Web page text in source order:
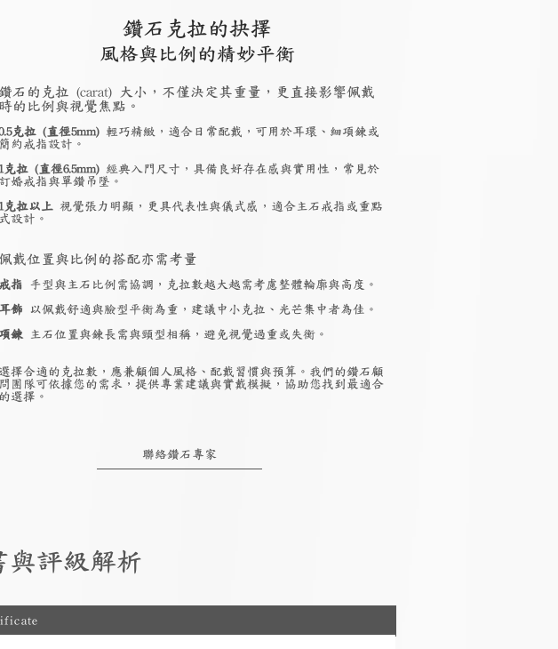
鑽石克拉的抉擇
風格與比例的精妙平衡
石的克拉 (carat) 大小，不僅決定其重量，更直接影響佩戴
時的比例與視覺焦點。
克拉 (直徑5mm) 輕巧精緻，適合日常配戴，可用於耳環、細項鍊或
簡約戒指設計。
1克拉 (直徑6.5mm) 經典入門尺寸，具備良好存在感與實用性，常見於
訂婚戒指與單鑽吊墜。
1克拉以上 視覺張力明顯，更具代表性與儀式感，適合主石戒指或重點
式設計。
戴位置與比例的搭配亦需考量
戒指 手型與主石比例需協調，克拉數越大越需考慮整體輪廓與高度。
耳飾 以佩戴舒適與臉型平衡為重，建議中小克拉、光芒集中者為佳。
鍊 主石位置與鍊長需與頸型相稱，避免視覺過重或失衡。
選擇合適的克拉數，應兼顧個人風格、配戴習慣與預算。我們的鑽石顧
問團隊可依據您的需求，提供專業建議與實戴模擬，協助您找到最適合
的選擇。
聯絡鑽石專家
評級解析